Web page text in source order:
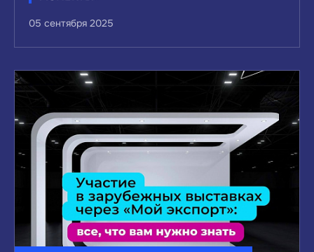
05 сентября 2025